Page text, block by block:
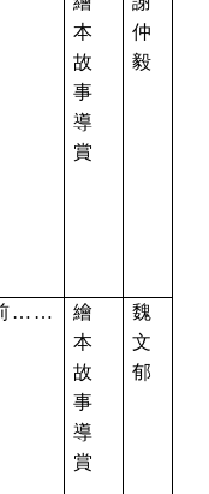
本
故
事
導
賞
仲
毅
……
繪
本
故
事
導
賞
魏
文
郁